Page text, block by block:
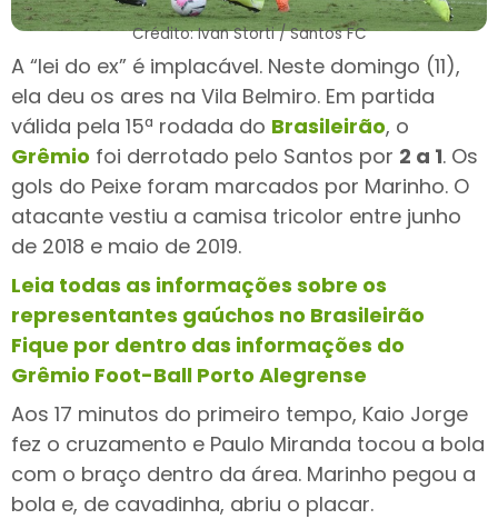
Crédito: Ivan Storti / Santos FC⁣⁣
A “lei do ex” é implacável. Neste domingo (11),
ela deu os ares na Vila Belmiro. Em partida
válida pela 15ª rodada do Brasileirão, o
Grêmio foi derrotado pelo Santos por 2 a 1. Os
gols do Peixe foram marcados por Marinho. O
atacante vestiu a camisa tricolor entre junho
de 2018 e maio de 2019.
Leia todas as informações sobre os
representantes gaúchos no Brasileirão
Fique por dentro das informações do
Grêmio Foot-Ball Porto Alegrense
Aos 17 minutos do primeiro tempo, Kaio Jorge
fez o cruzamento e Paulo Miranda tocou a bola
com o braço dentro da área. Marinho pegou a
bola e, de cavadinha, abriu o placar.